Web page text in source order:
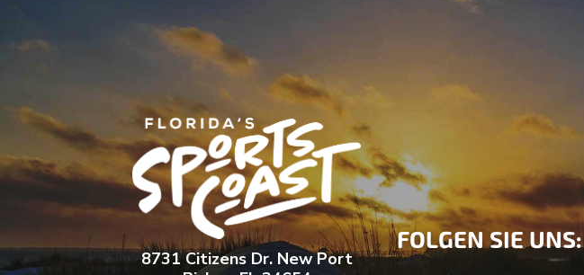
8731 Citizens Dr. New Port
FOLGEN SIE UNS: